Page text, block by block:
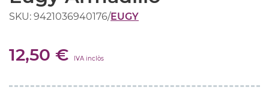
SKU: 9421036940176/EUGY
12,50 € IVA inclòs